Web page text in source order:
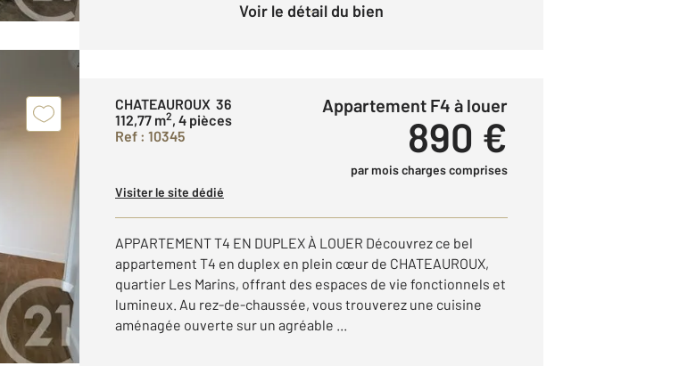
Voir le détail du bien
CHATEAUROUX 36
112,77 m2, 4 pièces
Ref : 10345
Appartement F4 à louer
890 €
par mois charges comprises
Visiter le site dédié
APPARTEMENT T4 EN DUPLEX À LOUER Découvrez ce bel
appartement T4 en duplex en plein cœur de CHATEAUROUX,
quartier Les Marins, offrant des espaces de vie fonctionnels et
lumineux. Au rez-de-chaussée, vous trouverez une cuisine
aménagée ouverte sur un agréable ...